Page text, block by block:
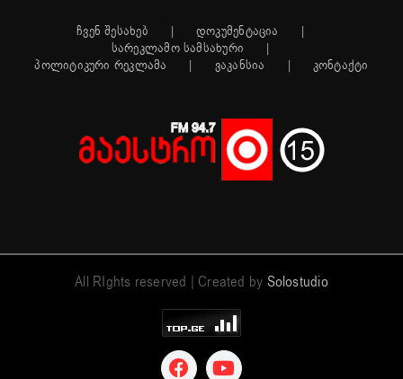
ჩვენ შესახებ
დოკუმენტაცია
სარეკლამო სამსახური
პოლიტიკური რეკლამა
ვაკანსია კონტაქტი
All RIghts reserved | Created by Solostudio